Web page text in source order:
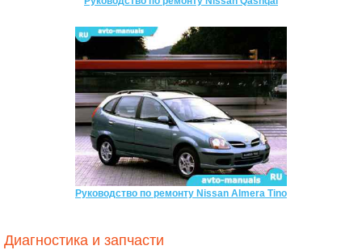
Руководство по ремонту Nissan Almera Tino
Диагностика и запчасти